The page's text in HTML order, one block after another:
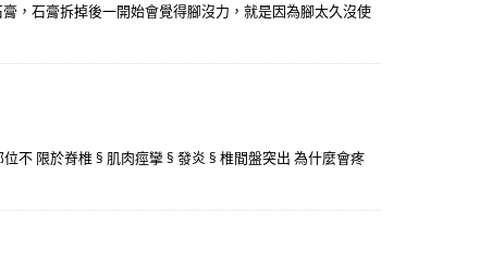
，石膏拆掉後一開始會覺得腳沒力，就是因為腳太久沒使
不 限於脊椎 § 肌肉痙攣 § 發炎 § 椎間盤突出 為什麼會疼